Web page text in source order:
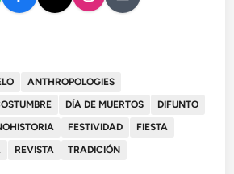
ANTHROPOLOGIES
DÍA DE MUERTOS
DIFUNTO
FESTIVIDAD
FIESTA
REVISTA TRADICIÓN